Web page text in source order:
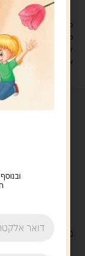
מעל 329 ש"ח, משלוח עם שליח עד הבית חינם! – 0 ₪
משלוח עם שליח עד הבית: 29
זמן אספקה: עד 4 ימי עסקים.
איסוף עצמי: מ"ביתר טויס" רחוב
משלוח חינםבקנייה